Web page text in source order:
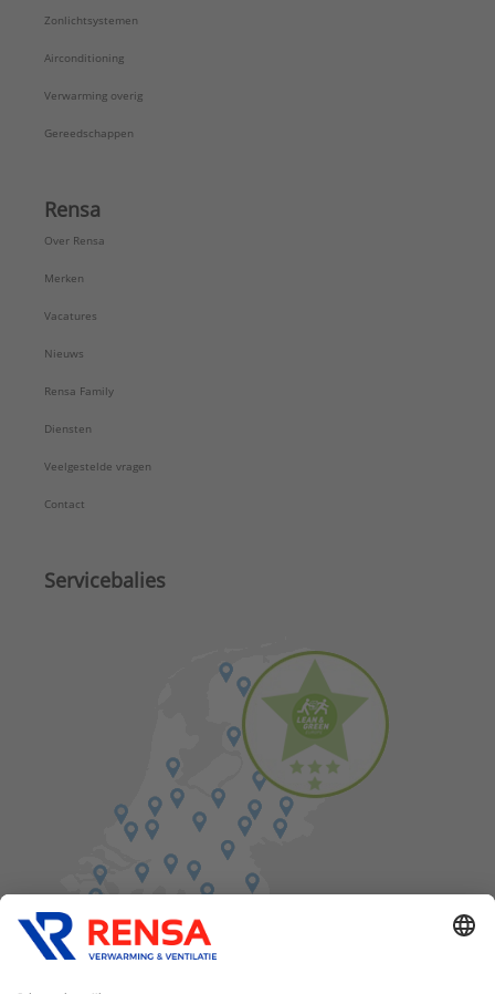
Zonlichtsystemen
Airconditioning
Verwarming overig
Gereedschappen
Rensa
Over Rensa
Merken
Vacatures
Nieuws
Rensa Family
Diensten
Veelgestelde vragen
Contact
Servicebalies